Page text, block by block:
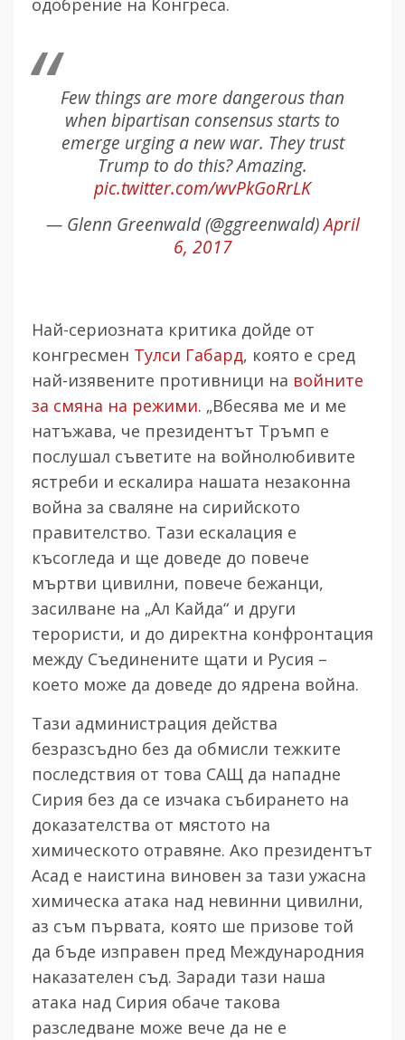
одобрение на Конгреса.
Few things are more dangerous than
when bipartisan consensus starts to
emerge urging a new war. They trust
Trump to do this? Amazing.
pic.twitter.com/wvPkGoRrLK
— Glenn Greenwald (@ggreenwald)April
6, 2017
Най-сериозната критика дойде от
конгресмен Тулси Габард, която е сред
най-изявените противници на войните
за смяна на режими. „Вбесява ме и ме
натъжава, че президентът Тръмп е
послушал съветите на войнолюбивите
ястреби и ескалира нашата незаконна
война за сваляне на сирийското
правителство. Тази ескалация е
късогледа и ще доведе до повече
мъртви цивилни, повече бежанци,
засилване на „Ал Кайда“ и други
терористи, и до директна конфронтация
между Съединените щати и Русия –
което може да доведе до ядрена война.
Тази администрация действа
безразсъдно без да обмисли тежките
последствия от това САЩ да нападне
Сирия без да се изчака събирането на
доказателства от мястото на
химическото отравяне. Ако президентът
Асад е наистина виновен за тази ужасна
химическа атака над невинни цивилни,
аз съм първата, която ше призове той
да бъде изправен пред Международния
наказателен съд. Заради тази наша
атака над Сирия обаче такова
разследване може вече да не е